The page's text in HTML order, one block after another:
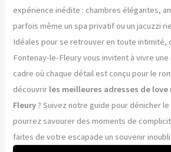
expérience inédite : chambres élégantes,
parfois même un spa privatif ou un jacuzzi
Idéales pour se retrouver en toute intimité,
Fontenay-le-Fleury vous invitent à vivre une
cadre où chaque détail est conçu pour le
découvrir les meilleures adresses de love
Fleury? Suivez notre guide pour dénicher
pourrez savourer des moments de
faites de votre escapade un souvenir